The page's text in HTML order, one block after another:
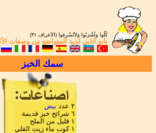
كُلُوا واَشْرَبُوا وَلاَتُسْرِفوا (الأعراف ٣١)
بانو أتابي لذيذ المتواضع من وصفات
سمك الخبز
٢ عدد
بيض
٦ شرائح خبز قديمة
١ قليل من الملح
١ كوب ماء زيت القلي